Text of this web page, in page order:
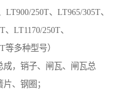
250T、LT965/305T、
LT1170/250T、
等多种型号）
成，销子、闸瓦、闸瓦总
、钢圈；